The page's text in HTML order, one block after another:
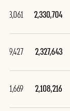
2,330,704
3,061
2,327,643
219,427
2,108,216
41,669